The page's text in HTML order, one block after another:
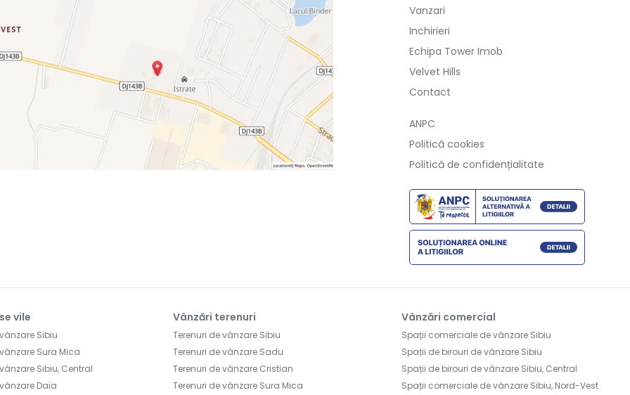
Vanzari
Inchirieri
Echipa Tower Imob
Velvet Hills
Contact
ANPC
Politică cookies
Politică de confidențialitate
vile
Sibiu
Sura Mica
Sibiu, Central
Daia
Vânzări terenuri
Terenuri de vânzare Sibiu
Terenuri de vânzare Sadu
Terenuri de vânzare Cristian
Terenuri de vânzare Sura Mica
Vânzări comercial
Spații comerciale de vânzare Sibiu
Spații de birouri de vânzare Sibiu
Spații de birouri de vânzare Sibiu, Central
Spații comerciale de vânzare Sibiu, Nord-Vest